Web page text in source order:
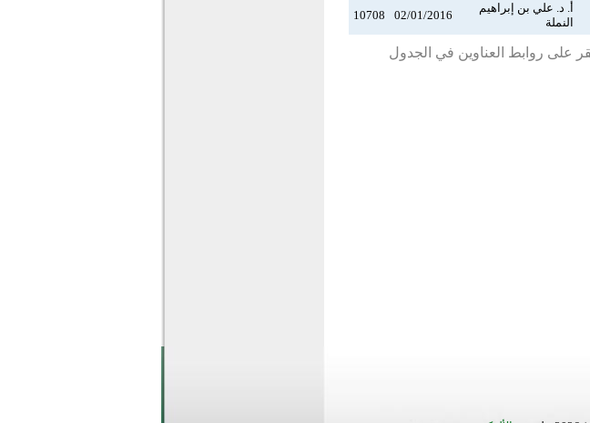
أ. د. علي بن إبراهيم
النملة
02/01/2016
10708
على روابط العناوين في الجدول